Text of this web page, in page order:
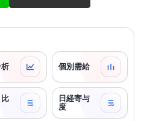
個別需給
日経寄与
度